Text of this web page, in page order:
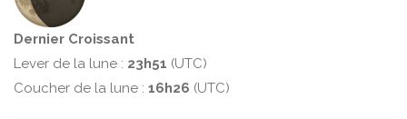
Dernier Croissant
Lever de la lune : 23h51 (UTC)
Coucher de la lune : 16h26 (UTC)